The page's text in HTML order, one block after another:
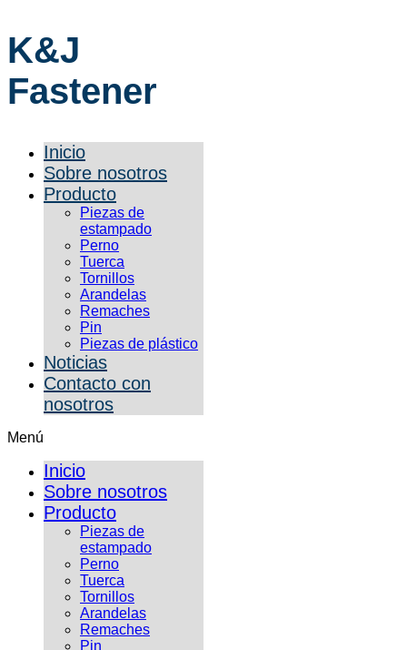
K&J
Fastener
Inicio
Sobre nosotros
Producto
Piezas de
estampado
Perno
Tuerca
Tornillos
Arandelas
Remaches
Pin
Piezas de plástico
Noticias
Contacto con
nosotros
Menú
Inicio
Sobre nosotros
Producto
Piezas de
estampado
Perno
Tuerca
Tornillos
Arandelas
Remaches
Pin